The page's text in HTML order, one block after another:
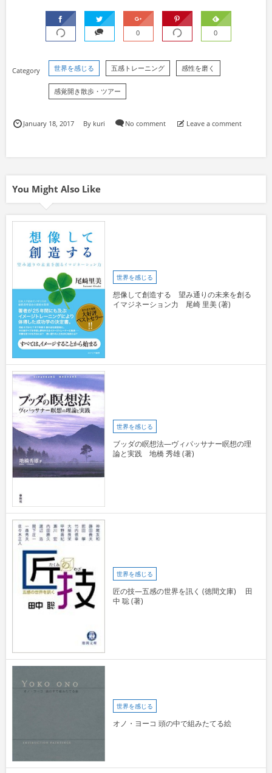
0 0
世界を感じる 五感トレーニング 感性を磨く
感覚開き散歩・ツアー
January 18,2017 By kuri No comment Leave a comment
You Might Also Like
世界を感じる
想像して創造する 望み通りの未来を創る
イマジネーション力 尾崎 里美 (著)
世界を感じる
ブッダの瞑想法―ヴィパッサナー瞑想の理
論と実践 地橋 秀雄 (著)
世界を感じる
匠の技―五感の世界を訊く (徳間文庫) 田
中 聡 (著)
世界を感じる
オノ・ヨーコ 頭の中で組みたてる絵